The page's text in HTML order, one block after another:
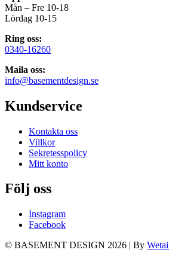
Mån – Fre 10-18
Lördag 10-15
Ring oss:
0340-16260
Maila oss:
info@basementdesign.se
Kundservice
Kontakta oss
Villkor
Sekretesspolicy
Mitt konto
Följ oss
Instagram
Facebook
© BASEMENT DESIGN 2026 | By